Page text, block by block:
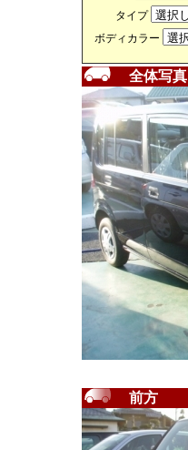
タイプ
ボディカラー
全体写真
前方